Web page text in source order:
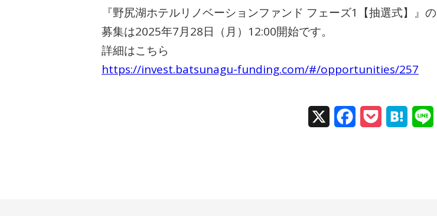
『野尻湖ホテルリノベーションファンド フェーズ1【抽選式】』の
募集は2025年7月28日（月）12:00開始です。
詳細はこちら
https://invest.batsunagu-funding.com/#/opportunities/257
Facebook
Pocket Hatena